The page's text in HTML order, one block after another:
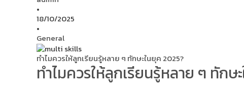
•
18/10/2025
•
General
ทำไมควรให้ลูกเรียนรู้หลาย ๆ ทักษะในยุค 2025?
ทำไมควรให้ลูกเรียนรู้หลาย ๆ ทักษ